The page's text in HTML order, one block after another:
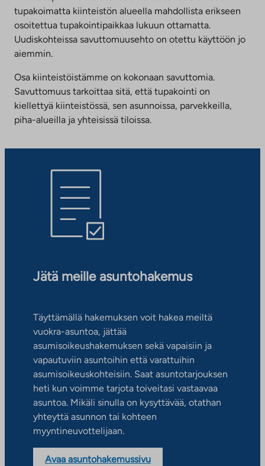
tupakoimatta kiinteistön alueella mahdollista erikseen
osoitettua tupakointipaikkaa lukuun ottamatta.
Uudiskohteissa savuttomuusehto on otettu käyttöön jo
aiemmin.
Osa kiinteistöistämme on kokonaan savuttomia.
Savuttomuus tarkoittaa sitä, että tupakointi on
kiellettyä kiinteistössä, sen asunnoissa, parvekkeilla,
piha-alueilla ja yhteisissä tiloissa.
Jätä meille asuntohakemus
Täyttämällä hakemuksen voit hakea meiltä
vuokra-asuntoa, jättää
asumisoikeushakemuksen sekä vapaisiin ja
vapautuviin asuntoihin että varattuihin
asumisoikeuskohteisiin. Saat asuntotarjouksen
heti kun voimme tarjota toiveitasi vastaavaa
asuntoa. Mikäli sinulla on kysyttävää, otathan
yhteyttä asunnon tai kohteen
myyntineuvottelijaan.
Avaa asuntohakemussivu